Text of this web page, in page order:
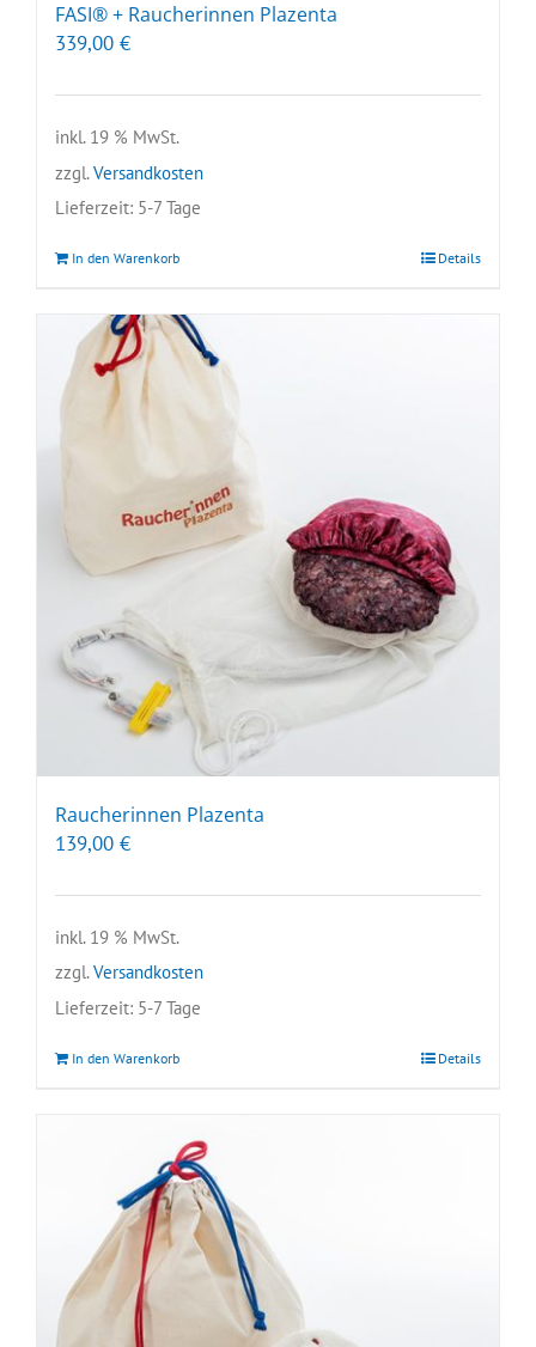
FASI® + Raucherinnen Plazenta
339,00 €
inkl. 19 % MwSt.
zzgl.Versandkosten
Lieferzeit: 5-7 Tage
In den Warenkorb Details
Raucherinnen Plazenta
139,00 €
inkl. 19 % MwSt.
zzgl.Versandkosten
Lieferzeit: 5-7 Tage
In den Warenkorb Details